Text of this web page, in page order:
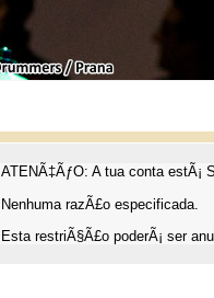
ATENÃ‡ÃƒO: A tua conta estÃ¡
Nenhuma razÃ£o especificada.
Esta restriÃ§Ã£o poderÃ¡ ser